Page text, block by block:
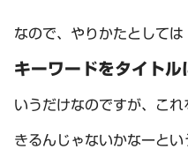
なので、やりかたとしては
キーワードをタイトル
いうだけなのですが、こ
きるんじゃないかなーとい